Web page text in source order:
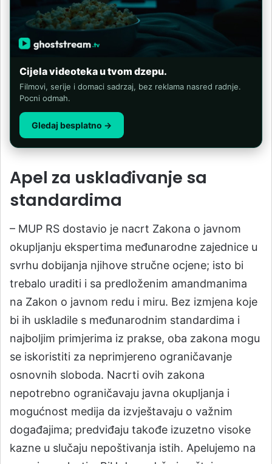
Cijela videoteka u tvom dzepu.
Filmovi, serije i domaci sadrzaj, bez reklama nasred radnje.
Pocni odmah.
Gledaj besplatno →
Apel za usklađivanje sa
standardima
– MUP RS dostavio je nacrt Zakona o javnom
okupljanju ekspertima međunarodne zajednice u
svrhu dobijanja njihove stručne ocjene; isto bi
trebalo uraditi i sa predloženim amandmanima
na Zakon o javnom redu i miru. Bez izmjena koje
bi ih uskladile s međunarodnim standardima i
najboljim primjerima iz prakse, oba zakona mogu
se iskoristiti za neprimjereno ograničavanje
osnovnih sloboda. Nacrti ovih zakona
nepotrebno ograničavaju javna okupljanja i
mogućnost medija da izvještavaju o važnim
događajima; predviđaju takođe izuzetno visoke
kazne u slučaju nepoštivanja istih. Apelujemo na